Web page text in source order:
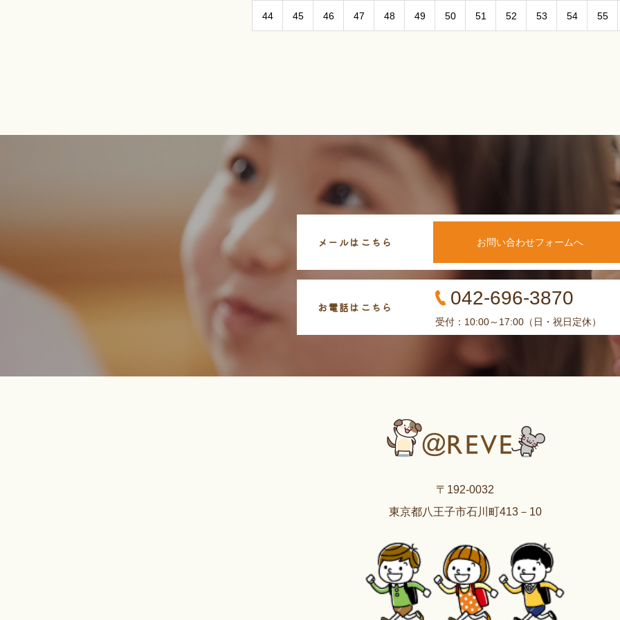
44 45 46 47 48 49 50 51 52 53 54 55
メールはこちら お問い合わせフォームへ
お電話はこちら 042-696-3870
受付：10:00～17:00（日・祝日定休）
〒192-0032
東京都八王子市石川町413－10